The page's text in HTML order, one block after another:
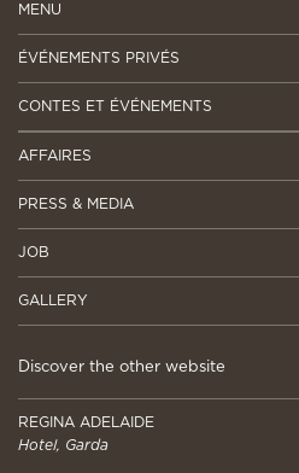
MENU
ÉVÉNEMENTS PRIVÉS
CONTES ET ÉVÉNEMENTS
AFFAIRES
PRESS & MEDIA
JOB
GALLERY
Discover the other website
REGINA ADELAIDE
Hotel, Garda